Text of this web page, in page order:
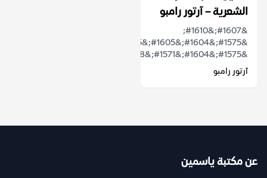
الشعرية – آرتور رامبو
&#1607;&#1610;
&#1575;&#1604;&#1571;&#1608;&...
آرتور رامبو
عن مكتبة ياسمين